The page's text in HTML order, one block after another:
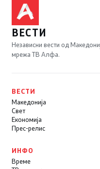
ВЕСТИ
Независни вести од
мрежа ТВ Алфа.
ВЕСТИ
Македонија
Свет
Економија
Прес-релис
ИНФО
Време